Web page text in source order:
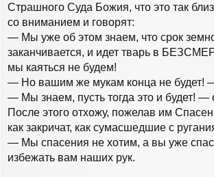
Страшного Суда Божия, что это так
со вниманием и говорят:
— Мы уже об этом знаем, что срок
заканчивается, и идет тварь в
мы каяться не будем!
— Но вашим же мукам конца не будет!
— Мы знаем, пусть тогда это и будет! —
После этого отхожу, пожелав им
как закричат, как сумасшедшие с
— Мы спасения не хотим, а вы уже
избежать вам наших рук.